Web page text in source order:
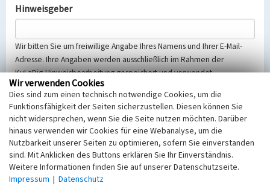
Hinweisgeber
Wir bitten Sie um freiwillige Angabe Ihres Namens und Ihrer E-Mail-
Adresse. Ihre Angaben werden ausschließlich im Rahmen der
KuLaDig-Hinweisbearbeitung gespeichert und verwendet.
Selbstverständlich werden diese entsprechend der Vorschriften des
Telemediengesetzes, des Datenschutzgesetzes NRW und der seit
dem 25.05.2018 gültigen Europäischen Datenschutzgrundverordnung
(EU-DSGVO) vertraulich behandelt, beachten Sie bitte unsere
Hinweise zumDatenschutz
Nachricht
Wir verwenden Cookies
Dies sind zum einen technisch notwendige Cookies, um die
Funktionsfähigkeit der Seiten sicherzustellen. Diesen können Sie
nicht widersprechen, wenn Sie die Seite nutzen möchten. Darüber
hinaus verwenden wir Cookies für eine Webanalyse, um die
Nutzbarkeit unserer Seiten zu optimieren, sofern Sie einverstanden
sind. Mit Anklicken des Buttons erklären Sie Ihr Einverständnis.
Weitere Informationen finden Sie auf unserer Datenschutzseite.
Impressum | Datenschutz